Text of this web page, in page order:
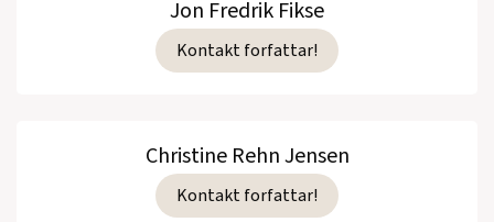
Jon Fredrik Fikse
Kontakt forfattar!
Christine Rehn Jensen
Kontakt forfattar!